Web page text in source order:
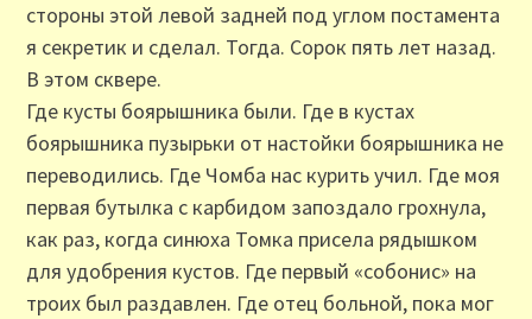
стороны этой левой задней под углом постамента
я секретик и сделал. Тогда. Сорок пять лет назад.
В этом сквере.
Где кусты боярышника были. Где в кустах
боярышника пузырьки от настойки боярышника не
переводились. Где Чомба нас курить учил. Где моя
первая бутылка с карбидом запоздало грохнула,
как раз, когда синюха Томка присела рядышком
для удобрения кустов. Где первый «собонис» на
троих был раздавлен. Где отец больной, пока мог